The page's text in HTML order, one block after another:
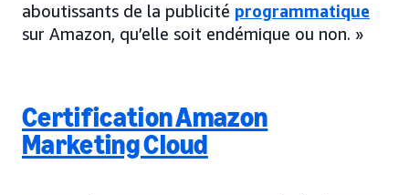
aboutissants de la publicité programmatique
sur Amazon, qu’elle soit endémique ou non. »
Certification Amazon
Marketing Cloud